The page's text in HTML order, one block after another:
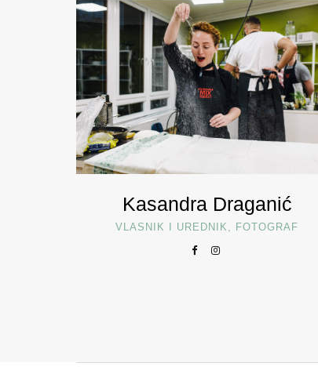
Kasandra Draganić
VLASNIK I UREDNIK, FOTOGRAF